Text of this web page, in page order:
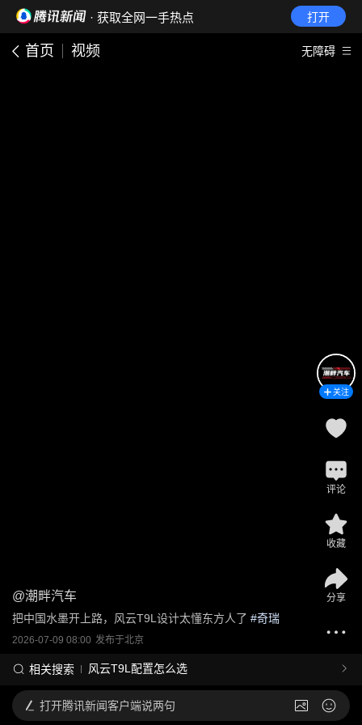
· 获取全网一手热点 打开
首页 视频 无障碍
@潮畔汽车
把中国水墨开上路，风云T9L设计太懂东方人了 #奇瑞
2026-07-09 08:00 发布于北京
相关搜索 风云T9L配置怎么选
关注
评论
收藏
分享
打开腾讯新闻客户端说两句